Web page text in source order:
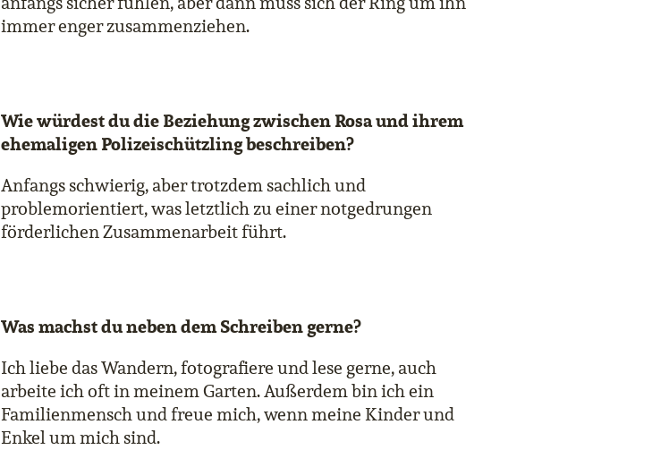
immer enger zusammenziehen.
Wie würdest du die Beziehung zwischen Rosa und ihrem
ehemaligen Polizeischützling beschreiben?
Anfangs schwierig, aber trotzdem sachlich und
problemorientiert, was letztlich zu einer notgedrungen
förderlichen Zusammenarbeit führt.
Was machst du neben dem Schreiben gerne?
Ich liebe das Wandern, fotografiere und lese gerne, auch
arbeite ich oft in meinem Garten. Außerdem bin ich ein
Familienmensch und freue mich, wenn meine Kinder und
Enkel um mich sind.